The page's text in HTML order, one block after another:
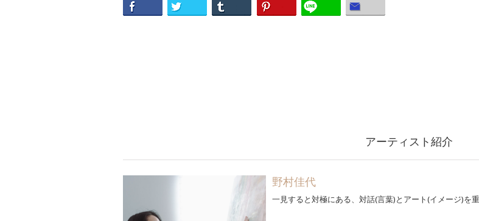
アーティスト紹介
野村佳代
一見すると対極にある、対話(言葉)とアート(イメージ)を